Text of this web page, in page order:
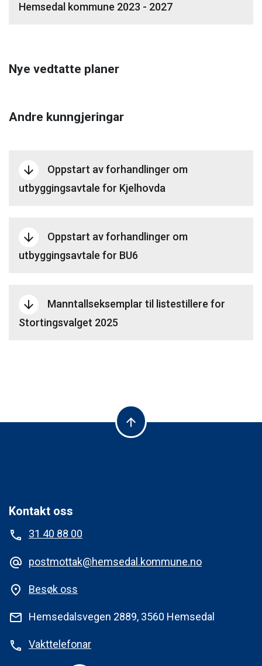
Hemsedal kommune 2023 - 2027
Nye vedtatte planer
Andre kunngjeringar
arrow_downward
Oppstart av forhandlinger om
utbyggingsavtale for Kjelhovda
arrow_downward
Oppstart av forhandlinger om
utbyggingsavtale for BU6
arrow_downward
Manntallseksemplar til listestillere for
Stortingsvalget 2025
arrow_upward
Kontakt oss
phone
31 40 88 00
alternate_email postmottak@hemsedal.kommune.no
place Besøk oss
mail Hemsedalsvegen 2889, 3560 Hemsedal
phone Vakttelefonar